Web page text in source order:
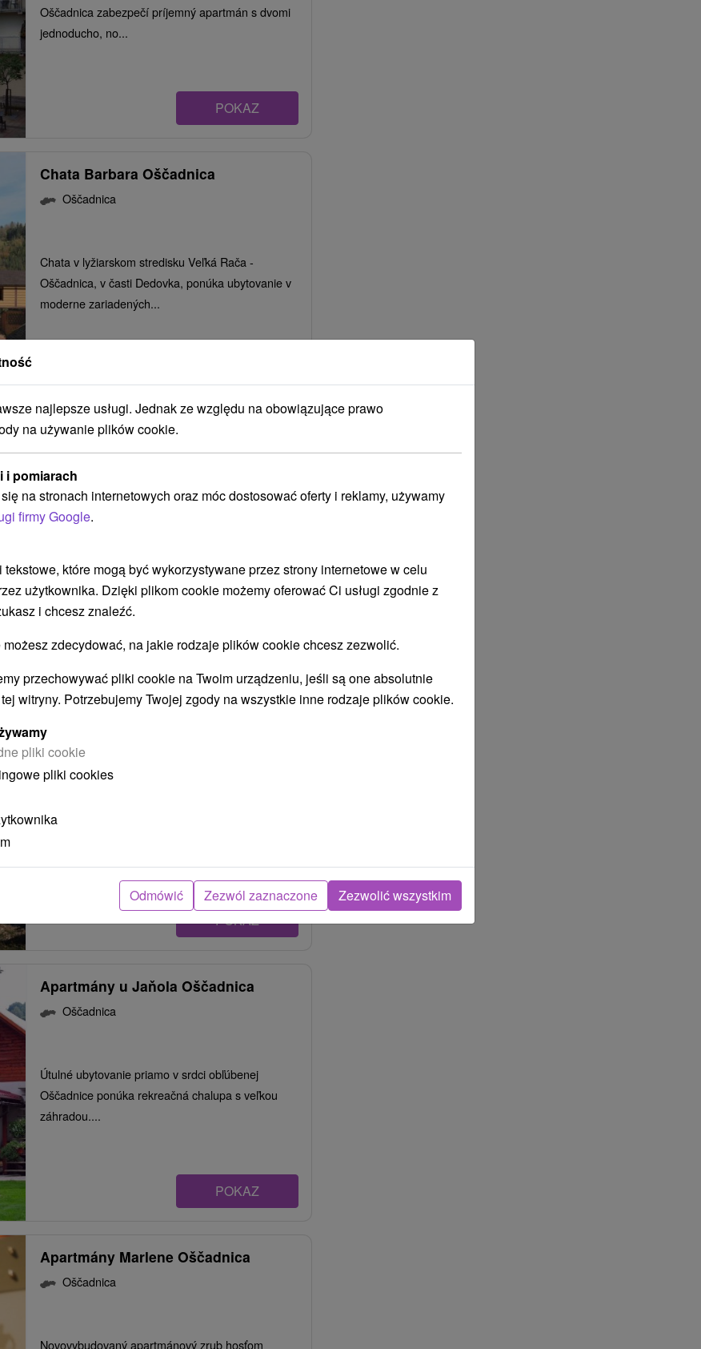
Oščadnica zabezpečí príjemný apartmán s dvomi
jednoducho, no...
POKAZ
Chata Barbara Oščadnica
Oščadnica
Chata v lyžiarskom stredisku Veľká Rača -
Oščadnica, v časti Dedovka, ponúka ubytovanie v
moderne zariadených...
Oščadnica
Oščadnica ponúka pekný apartmán s dvomi...
POKAZ
Príjemné súkromné ubytovanie neďaleko centra
POKAZ
Apartmány u Jaňola Oščadnica
Oščadnica
Útulné ubytovanie priamo v srdci obľúbenej
Oščadnice ponúka rekreačná chalupa s veľkou
záhradou....
POKAZ
Apartmány Marlene Oščadnica
Oščadnica
Novovybudovaný apartmánový zrub hosťom
najlepsze usługi. Jednak ze względu na obowiązujące prawo
na używanie plików cookie.
i pomiarach
na stronach internetowych oraz móc dostosować oferty i reklamy, używamy
firmy Google.
tekstowe, które mogą być wykorzystywane przez strony internetowe w celu
użytkownika. Dzięki plikom cookie możemy oferować Ci usługi zgodnie z
i chcesz znaleźć.
zdecydować, na jakie rodzaje plików cookie chcesz zezwolić.
przechowywać pliki cookie na Twoim urządzeniu, jeśli są one absolutnie
witryny. Potrzebujemy Twojej zgody na wszystkie inne rodzaje plików cookie.
pliki cookie
pliki cookies
Odmówić Zezwól zaznaczone Zezwolić wszystkim